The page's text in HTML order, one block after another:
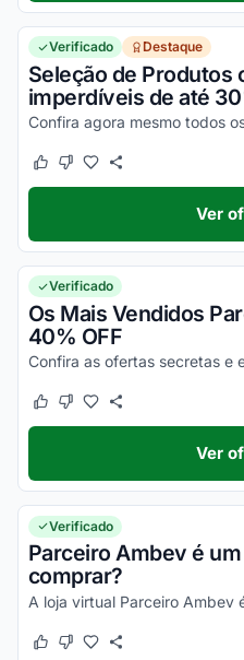
Verificado Destaque
Seleção de Produtos
imperdíveis de até
Este cupom funcionou
Este cupom não funcionou
Ver
Verificado
Os Mais Vendidos
40% OFF
Este cupom funcionou
Este cupom não funcionou
Ver
Verificado
Parceiro Ambev é
comprar?
Este cupom funcionou
Este cupom não funcionou